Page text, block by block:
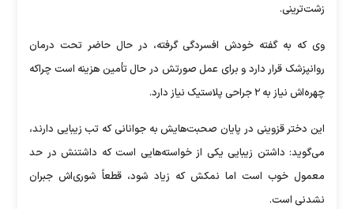
زشت‌ترینی.
وی که به گفته خودش افسردگی گرفته، در حال حاضر تحت درمان
روانپزشک قرار دارد و برای عمل صورتش در حال تأمین هزینه است چراکه
چهره‌اش نیاز به ۲ جراحی پلاستیک نیاز دارد.
این دختر قزوینی در پایان صحبت‌هایش به جوانانی که تب زیبایی دارند،
می‌گوید: داشتن زیبایی یکی از خواسته‌هایی است که داشتنش در حد
معمول خوب است اما نمکش که زیاد شود، قطعاً شوری‌اش جبران
نشدنی است.